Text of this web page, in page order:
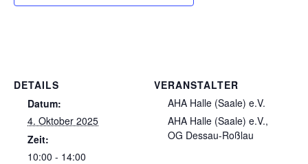
DETAILS
Datum:
4. Oktober 2025
Zeit:
10:00 - 14:00
VERANSTALTER
AHA Halle (Saale) e.V.
AHA Halle (Saale) e.V.,
OG Dessau-Roßlau